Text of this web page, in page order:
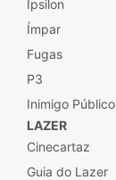
Ípsilon
Ímpar
Fugas
P3
Inimigo Público
LAZER
Cinecartaz
Guia do Lazer